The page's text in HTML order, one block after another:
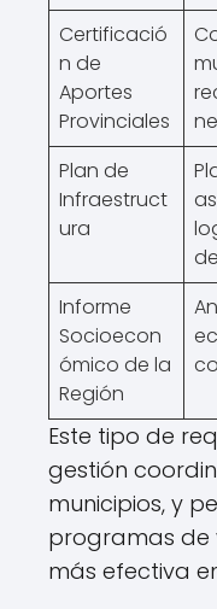
Certificació
n de
Aportes
Provinciales
Plan de
Infraestruct
ura
Informe
Socioecon
ómico de la
Región
Este tipo de
gestión
municipios, y
programas de
más efectiva